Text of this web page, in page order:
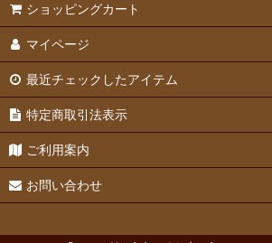
ショッピングカート
マイページ
最近チェックしたアイテム
特定商取引法表示
ご利用案内
お問い合わせ